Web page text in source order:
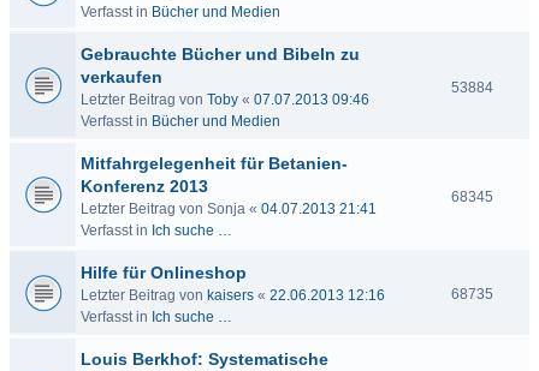
Verfasst in Bücher und Medien
Gebrauchte Bücher und Bibeln zu
verkaufen
Letzter Beitrag von Toby « 07.07.2013 09:46
Verfasst in Bücher und Medien
53884
Mitfahrgelegenheit für Betanien-
Konferenz 2013
Letzter Beitrag von Sonja « 04.07.2013 21:41
Verfasst in Ich suche …
68345
Hilfe für Onlineshop
Letzter Beitrag von kaisers « 22.06.2013 12:16
Verfasst in Ich suche …
68735
Louis Berkhof: Systematische